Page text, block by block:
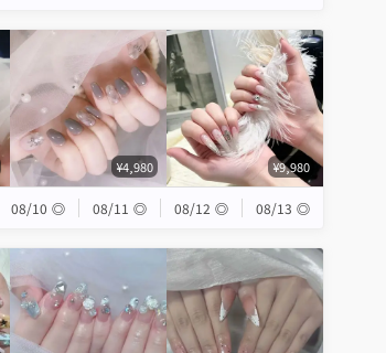
¥4,980 ¥9,980
08/10 ◎ 08/11 ◎ 08/12 ◎ 08/13 ◎